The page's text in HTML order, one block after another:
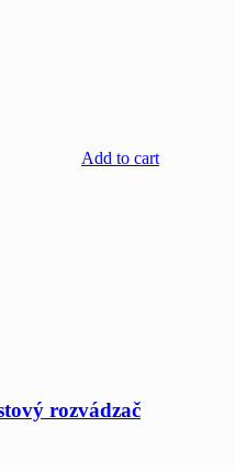
Add to cart
rozvádzač